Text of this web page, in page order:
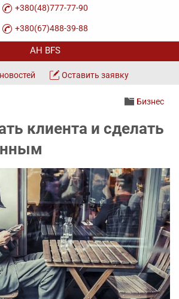
+380(48)777-77-90
+380(67)488-39-88
Оставить заявку
Бизнес
клиента и сделать